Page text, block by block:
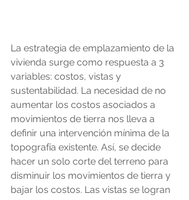
La estrategia de emplazamiento de la
vivienda surge como respuesta a 3
variables: costos, vistas y
sustentabilidad. La necesidad de no
aumentar los costos asociados a
movimientos de tierra nos lleva a
definir una intervención mínima de la
topografía existente. Así, se decide
hacer un solo corte del terreno para
disminuir los movimientos de tierra y
bajar los costos. Las vistas se logran